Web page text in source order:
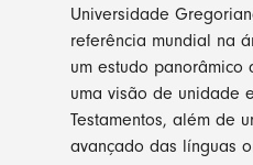
Universidade
referência mundial na
um estudo panorâmico
uma visão de unidade
Testamentos, além de
avançado das línguas